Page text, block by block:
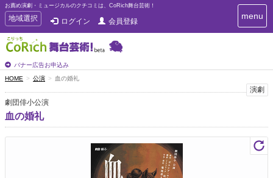
お薦め演劇・ミュージカルのクチコミは、CoRich舞台芸術！
T
o
g
g
e
n
a
v
i
g
地域選択 ログイン 会員登録
バナー広告お申込み
T
o
i
g
menu
HOME 公演 血の婚礼
演劇
劇団俳小公演
血の婚礼